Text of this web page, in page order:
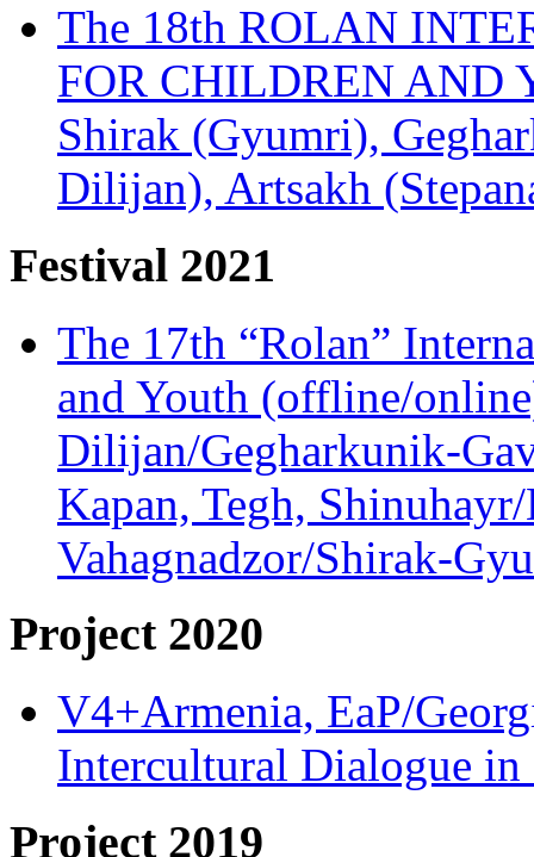
The 18th ROLAN
FOR CHILDREN AND
Shirak (Gyumri),
Dilijan), Artsakh
Festival 2021
The 17th “Rolan”
and Youth (offline/
Dilijan/Gegharkunik-
Kapan, Tegh,
Vahagnadzor/Shirak-
Project 2020
V4+Armenia, EaP/
Intercultural Dialogue
Project 2019